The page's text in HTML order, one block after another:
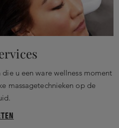
u een ware wellness moment
massagetechnieken op de